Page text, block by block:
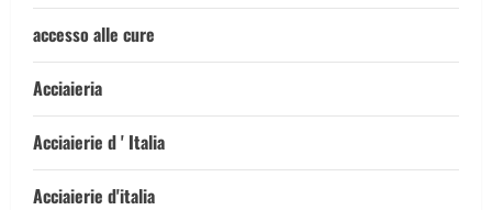
accesso alle cure
Acciaieria
Acciaierie d ' Italia
Acciaierie d'italia